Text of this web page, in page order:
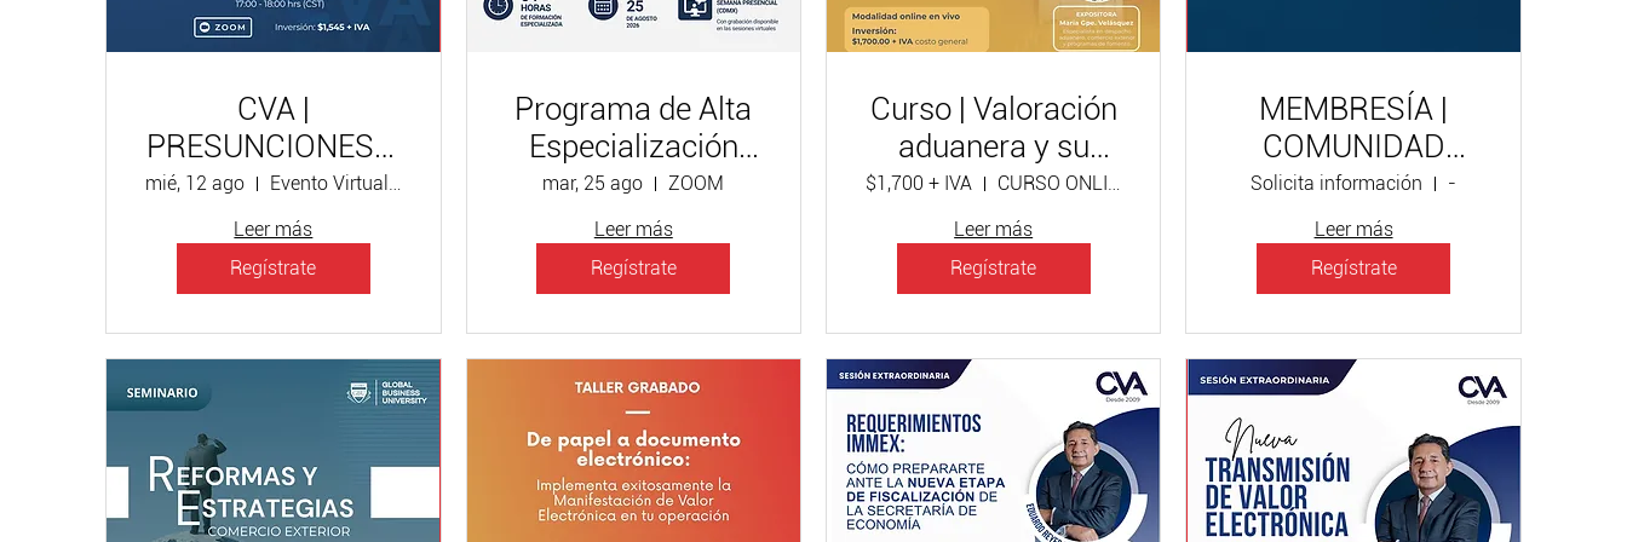
CVA |
PRESUNCIONES Y
OBLIGACIONES
RELACIONADAS
CON LAS
MARCAS
mié, 12 ago
Evento Virtual / $1545 + IVA
Leer más
Regístrate
Programa de Alta
Especialización
Agente Aduanal
2026
mar, 25 ago
ZOOM
Leer más
Regístrate
Curso | Valoración
aduanera y su
correcta
aplicación
$1,700 + IVA
CURSO ONLINE EN VIVO
Leer más
Regístrate
MEMBRESÍA |
COMUNIDAD
VIRTUAL
ADUANERA
Solicita información
-
Leer más
Regístrate